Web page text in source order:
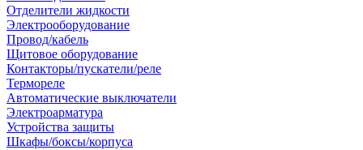
Отделители жидкости
Электрооборудование
Провод/кабель
Щитовое оборудование
Контакторы/пускатели/реле
Термореле
Автоматические выключатели
Электроарматура
Устройства защиты
Шкафы/боксы/корпуса